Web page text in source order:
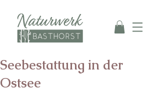
Seebestattung in der
Ostsee